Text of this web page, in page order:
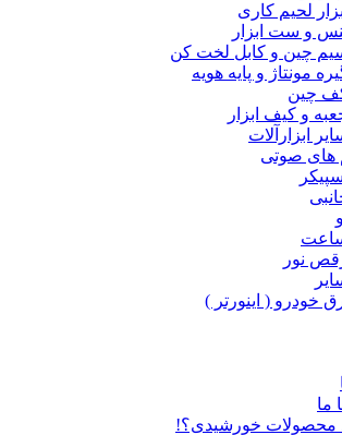
ابزار لحیم کاری
و ست ابزار
چین و کابل لخت کن
مونتاژ و پایه هویه
چین
و کیف ابزار
ابزارآلات
های صوتی
اسپیکر
نور
خودرو ( اینورتر )
ما
محصولات خورشیدی؟!